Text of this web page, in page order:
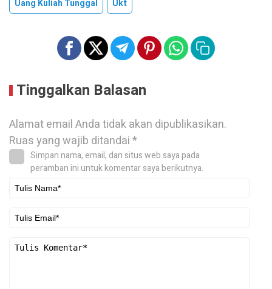
Uang Kuliah Tunggal Ukt
Tinggalkan Balasan
Alamat email Anda tidak akan dipublikasikan.
Ruas yang wajib ditandai*
Simpan nama, email, dan situs web saya pada
peramban ini untuk komentar saya berikutnya.